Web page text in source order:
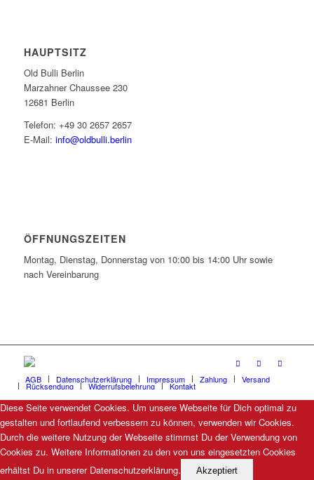
HAUPTSITZ
Old Bulli Berlin
Marzahner Chaussee 230
12681 Berlin
Telefon: +49 30 2657 2657
E-Mail: info@oldbulli.berlin
ÖFFNUNGSZEITEN
Montag, Dienstag, Donnerstag von 10:00 bis 14:00 Uhr sowie
nach Vereinbarung
AGB Datenschutzerklärung Impressum Zahlung Versand
Rücksendung Widerrufsbelehrung Kontakt
Diese Seite verwendet Cookies. Um unsere Webseite für Dich optimal zu
gestalten und fortlaufend verbessern zu können, verwenden wir Cookies.
Durch die weitere Nutzung der Webseite stimmst Du der Verwendung von
Cookies zu. Weitere Informationen zu den von uns eingesetzten Cookies
erhältst Du in unserer Datenschutzerklärung.
Akzeptiert